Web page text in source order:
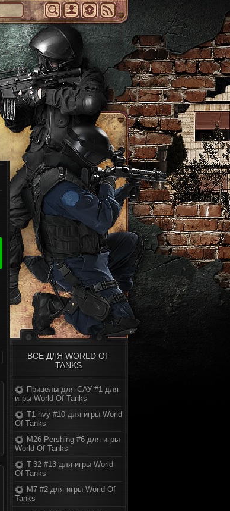
ВСЕ ДЛЯ WORLD OF
TANKS
Прицелы для САУ #1 для
игры World Of Tanks
T1 hvy #10 для игры World
Of Tanks
M26 Pershing #6 для игры
World Of Tanks
T-32 #13 для игры World
Of Tanks
M7 #2 для игры World Of
Tanks